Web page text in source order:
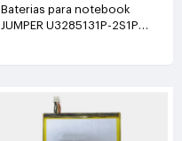
Baterias para notebook
JUMPER U3285131P-2S1P